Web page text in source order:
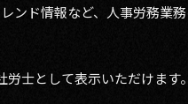
ンド情報など、人事労務業
士として表示いただけます。